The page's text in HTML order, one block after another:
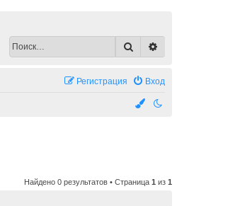
Поиск
Вход
Регистрация
Найдено 0 результатов • Страница 1 из 1